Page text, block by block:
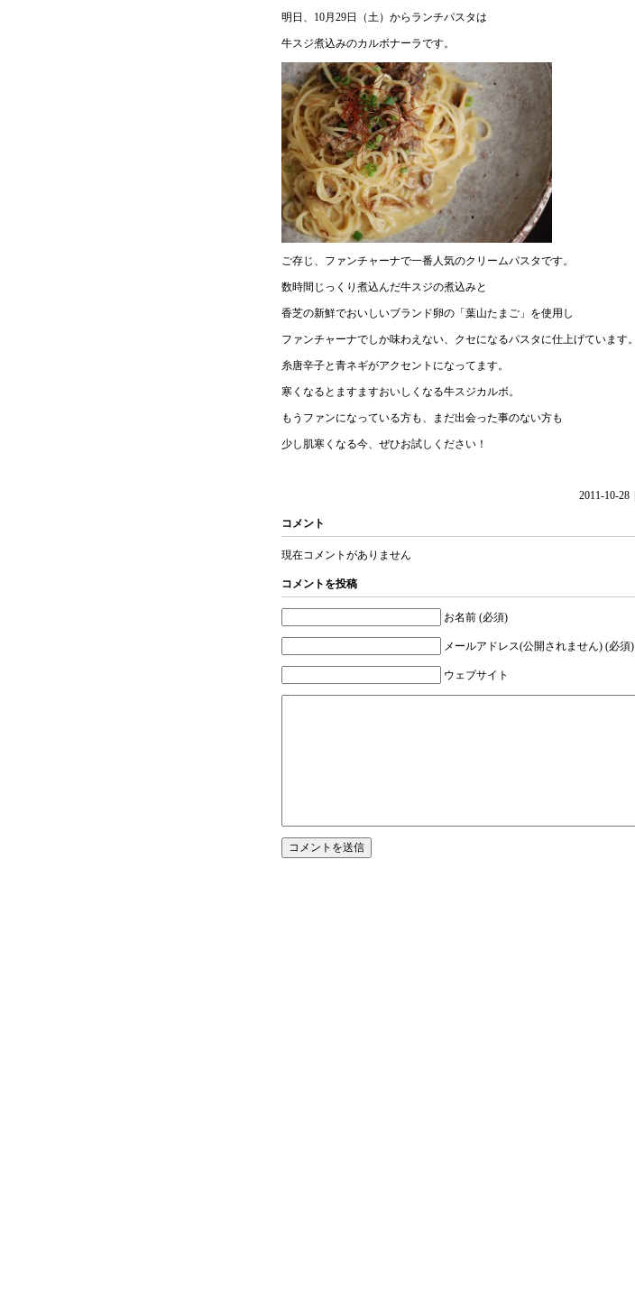
明日、10月29日（土）からランチパスタは
牛スジ煮込みのカルボナーラです。
ご存じ、ファンチャーナで一番人気のクリームパスタです。
数時間じっくり煮込んだ牛スジの煮込みと
香芝の新鮮でおいしいブランド卵の「葉山たまご」を使用し
ファンチャーナでしか味わえない、クセになるパスタに仕上げています。
糸唐辛子と青ネギがアクセントになってます。
寒くなるとますますおいしくなる牛スジカルボ。
もうファンになっている方も、まだ出会った事のない方も
少し肌寒くなる今、ぜひお試しください！
2011-10-28
コメント
現在コメントがありません
コメントを投稿
お名前 (必須)
メールアドレス(公開されません) (必須)
ウェブサイト